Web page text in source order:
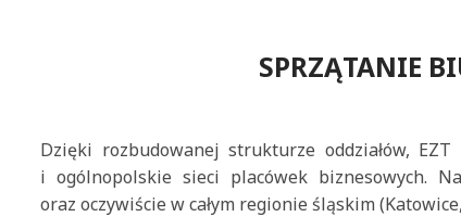
SPRZĄTANIE
Dzięki rozbudowanej strukturze oddziałów,
i ogólnopolskie sieci placówek biznesowych.
oraz oczywiście w całym regionie śląskim